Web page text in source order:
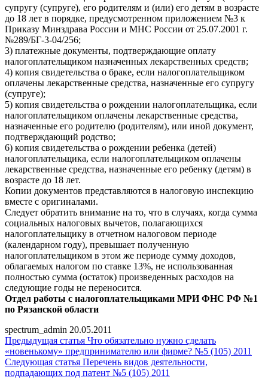
супругу (супруге), его родителям и (или) его детям в возрасте
до 18 лет в порядке, предусмотренном приложением №3 к
Приказу Минздрава России и МНС России от 25.07.2001 г.
№289/БГ-3-04/256;
3) платежные документы, подтверждающие оплату
налогоплательщиком назначенных лекарственных средств;
4) копия свидетельства о браке, если налогоплательщиком
оплачены лекарственные средства, назначенные его супругу
(супруге);
5) копия свидетельства о рождении налогоплательщика, если
налогоплательщиком оплачены лекарственные средства,
назначенные его родителю (родителям), или иной документ,
подтверждающий родство;
6) копия свидетельства о рождении ребенка (детей)
налогоплательщика, если налогоплательщиком оплачены
лекарственные средства, назначенные его ребенку (детям) в
возрасте до 18 лет.
Копии документов представляются в налоговую инспекцию
вместе с оригиналами.
Следует обратить внимание на то, что в случаях, когда сумма
социальных налоговых вычетов, полагающихся
налогоплательщику в отчетном налоговом периоде
(календарном году), превышает полученную
налогоплательщиком в этом же периоде сумму доходов,
облагаемых налогом по ставке 13%, не использованная
полностью сумма (остаток) произведенных расходов на
следующие годы не переносится.
Отдел работы с налогоплательщиками МРИ ФНС РФ №1
по Рязанской области
spectrum_admin 20.05.2011
Предыдущая статья Что обязательно нужно сделать
«новенькому» предпринимателю или фирме? №5 (105) 2011
Следующая статья Перечень видов деятельности,
подпадающих под патент №5 (105) 2011